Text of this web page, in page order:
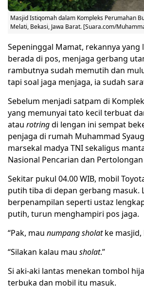
Masjid Istiqomah dalam Kompleks Perumahan
Melati, Bekasi, Jawa Barat. [Suara.com/
Sepeninggal Mamat, rekannya yang
berada di pos, menjaga gerbang
rambutnya sudah memutih dan
tapi soal jaga menjaga, ia sudah
Sebelum menjadi satpam di
yang memunyai tato kecil terbuat
atau rotringdi lengan ini sempat
penjaga di rumah Muhammad
marsekal madya TNI sekaligus
Nasional Pencarian dan
Sekitar pukul 04.00 WIB, mobil
putih tiba di depan gerbang masuk.
berpenampilan seperti ustaz
putih, turun menghampiri pos jaga.
“Pak, mau numpang sholatke masjid,
“Silakan kalau mau sholat.”
Si aki-aki lantas menekan tombol
terbuka dan mobil itu masuk.